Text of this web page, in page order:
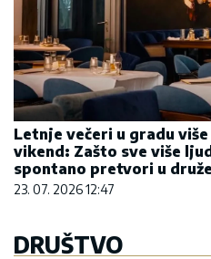
Letnje večeri u gradu
vikend: Zašto sve više
spontano pretvori u
23. 07. 2026 12:47
DRUŠTVO